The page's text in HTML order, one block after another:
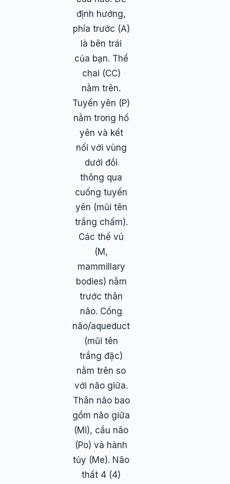
định hướng,
phía trước (A)
là bên trái
của bạn. Thể
chai (CC)
nằm trên.
Tuyến yên (P)
nằm trong hố
yên và kết
nối với vùng
dưới đồi
thông qua
cuống tuyến
yên (mũi tên
trắng chấm).
Các thể vú
(M,
mammillary
bodies) nằm
trước thân
não. Cống
não/aqueduct
(mũi tên
trắng đặc)
nằm trên so
với não giữa.
Thân não bao
gồm não giữa
(Mi), cầu não
(Po) và hành
tủy (Me). Não
thất 4 (4)